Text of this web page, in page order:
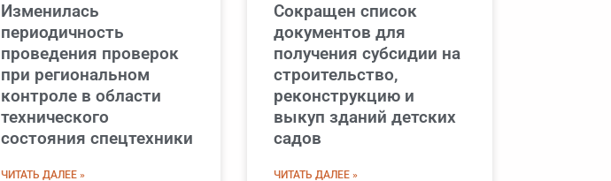
Изменилась
периодичность
проведения проверок
при региональном
контроле в области
технического
состояния спецтехники
ЧИТАТЬ ДАЛЕЕ »
Сокращен список
документов для
получения субсидии на
строительство,
реконструкцию и
выкуп зданий детских
садов
ЧИТАТЬ ДАЛЕЕ »